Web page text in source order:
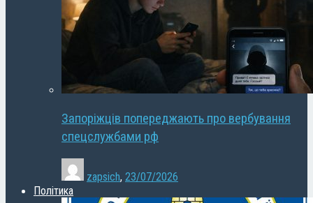
Запоріжців попереджають про вербування
спецслужбами рф
zapsich, 23/07/2026
Політика